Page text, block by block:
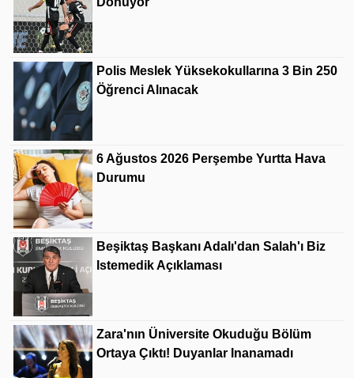
Polis Meslek Yüksekokullarına 3 Bin 250
Öğrenci Alınacak
6 Ağustos 2026 Perşembe Yurtta Hava
Durumu
Beşiktaş Başkanı Adalı'dan Salah'ı Biz
Istemedik Açıklaması
Zara'nın Üniversite Okuduğu Bölüm
Ortaya Çıktı! Duyanlar Inanamadı